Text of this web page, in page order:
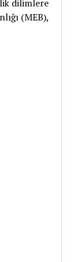
dilimlere
(MEB),